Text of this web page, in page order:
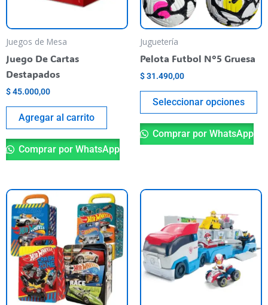
Juegos de Mesa
Juego De Cartas
Destapados
$45.000,00
Agregar al carrito
Comprar por WhatsApp
Juguetería
Pelota Futbol N°5 Gruesa
$31.490,00
Seleccionar opciones
se
Comprar por WhatsApp